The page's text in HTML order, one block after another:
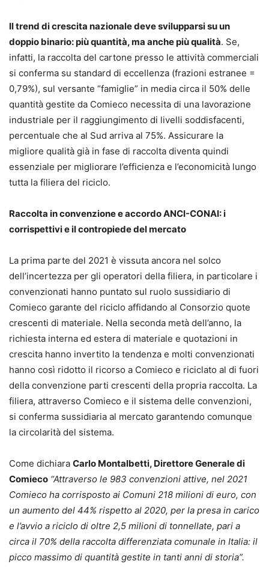
Il trend di crescita nazionale deve svilupparsi su un
doppio binario: più quantità, ma anche più qualità. Se,
infatti, la raccolta del cartone presso le attività commerciali
si conferma su standard di eccellenza (frazioni estranee =
0,79%), sul versante “famiglie” in media circa il 50% delle
quantità gestite da Comieco necessita di una lavorazione
industriale per il raggiungimento di livelli soddisfacenti,
percentuale che al Sud arriva al 75%. Assicurare la
migliore qualità già in fase di raccolta diventa quindi
essenziale per migliorare l’efficienza e l’economicità lungo
tutta la filiera del riciclo.
Raccolta in convenzione e accordo ANCI-CONAI: i
corrispettivi e il contropiede del mercato
La prima parte del 2021 è vissuta ancora nel solco
dell’incertezza per gli operatori della filiera, in particolare i
convenzionati hanno puntato sul ruolo sussidiario di
Comieco garante del riciclo affidando al Consorzio quote
crescenti di materiale. Nella seconda metà dell’anno, la
richiesta interna ed estera di materiale e quotazioni in
crescita hanno invertito la tendenza e molti convenzionati
hanno così ridotto il ricorso a Comieco e riciclato al di fuori
della convenzione parti crescenti della propria raccolta. La
filiera, attraverso Comieco e il sistema delle convenzioni,
si conferma sussidiaria al mercato garantendo comunque
la circolarità del sistema.
Come dichiara Carlo Montalbetti, Direttore Generale di
Comieco “Attraverso le 983 convenzioni attive, nel 2021
Comieco ha corrisposto ai Comuni 218 milioni di euro, con
un aumento del 44% rispetto al 2020, per la presa in carico
e l’avvio a riciclo di oltre 2,5 milioni di tonnellate, pari a
circa il 70% della raccolta differenziata comunale in Italia: il
picco massimo di quantità gestite in tanti anni di storia”.